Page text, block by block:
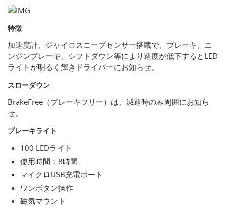
特徴
加速度計、ジャイロスコープセンサー搭載で、ブレーキ、エ
ンジンブレーキ、シフトダウン等により速度が低下するとLED
ライトが明るく輝きドライバーにお知らせ。
スローダウン
BrakeFree（ブレーキフリー）は、減速時のみ周囲にお知ら
せ。
ブレーキライト
100 LEDライト
使用時間：8時間
マイクロUSB充電ポート
ワンボタン操作
磁気マウント